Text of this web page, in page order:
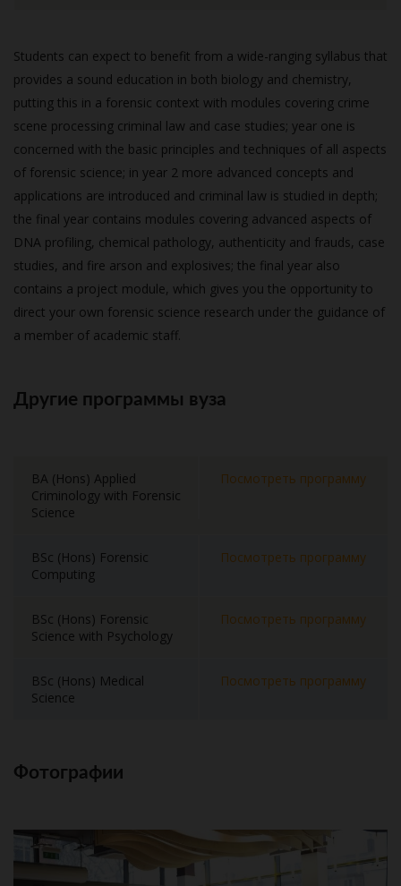
Students can expect to benefit from a wide-ranging syllabus that
provides a sound education in both biology and chemistry,
putting this in a forensic context with modules covering crime
scene processing criminal law and case studies; year one is
concerned with the basic principles and techniques of all aspects
of forensic science; in year 2 more advanced concepts and
applications are introduced and criminal law is studied in depth;
the final year contains modules covering advanced aspects of
DNA profiling, chemical pathology, authenticity and frauds, case
studies, and fire arson and explosives; the final year also
contains a project module, which gives you the opportunity to
direct your own forensic science research under the guidance of
a member of academic staff.
Другие программы вуза
BA (Hons) Applied
Criminology with Forensic
Science
Посмотреть программу
BSc (Hons) Forensic
Computing
Посмотреть программу
BSc (Hons) Forensic
Science with Psychology
Посмотреть программу
BSc (Hons) Medical
Science
Посмотреть программу
Фотографии